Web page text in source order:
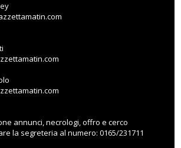
annunci, necrologi, offro e cerco
la segreteria al numero: 0165/231711